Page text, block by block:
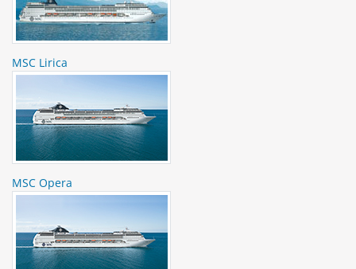
MSC Lirica
MSC Opera